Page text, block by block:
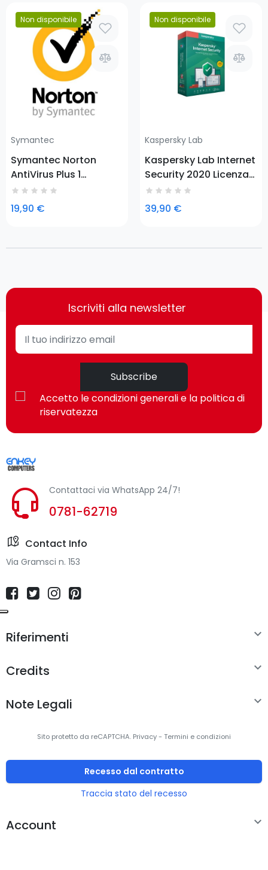
Non disponibile
Prezzo
Symantec
Symantec Norton
AntiVirus Plus 1
licenza/e 1 anno/i
19,90 €
Non disponibile
Kaspersky Lab
Kaspersky Lab Internet
Security 2020 Licenza
base 1 anno/i
39,90 €
Iscriviti alla newsletter
Subscribe
Accetto le condizioni generali e la politica di
riservatezza
Contattaci via WhatsApp 24/7!
0781-62719
Contact Info
Via Gramsci n. 153
Riferimenti 
Credits 
Note Legali 
Sito protetto da reCAPTCHA. Privacy- Termini e condizioni
Recesso dal contratto
Traccia stato del recesso
Account 